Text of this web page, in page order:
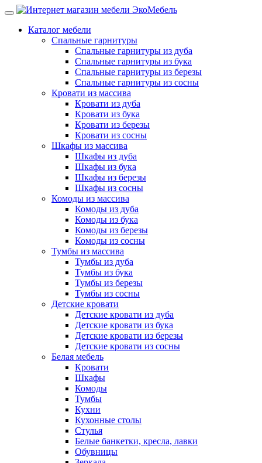
Каталог мебели
Спальные гарнитуры
Спальные гарнитуры из дуба
Спальные гарнитуры из бука
Спальные гарнитуры из березы
Спальные гарнитуры из сосны
Кровати из массива
Кровати из дуба
Кровати из бука
Кровати из березы
Кровати из сосны
Шкафы из массива
Шкафы из дуба
Шкафы из бука
Шкафы из березы
Шкафы из сосны
Комоды из массива
Комоды из дуба
Комоды из бука
Комоды из березы
Комоды из сосны
Тумбы из массива
Тумбы из дуба
Тумбы из бука
Тумбы из березы
Тумбы из сосны
Детские кровати
Детские кровати из дуба
Детские кровати из бука
Детские кровати из березы
Детские кровати из сосны
Белая мебель
Кровати
Шкафы
Комоды
Тумбы
Кухни
Кухонные столы
Стулья
Белые банкетки, кресла, лавки
Обувницы